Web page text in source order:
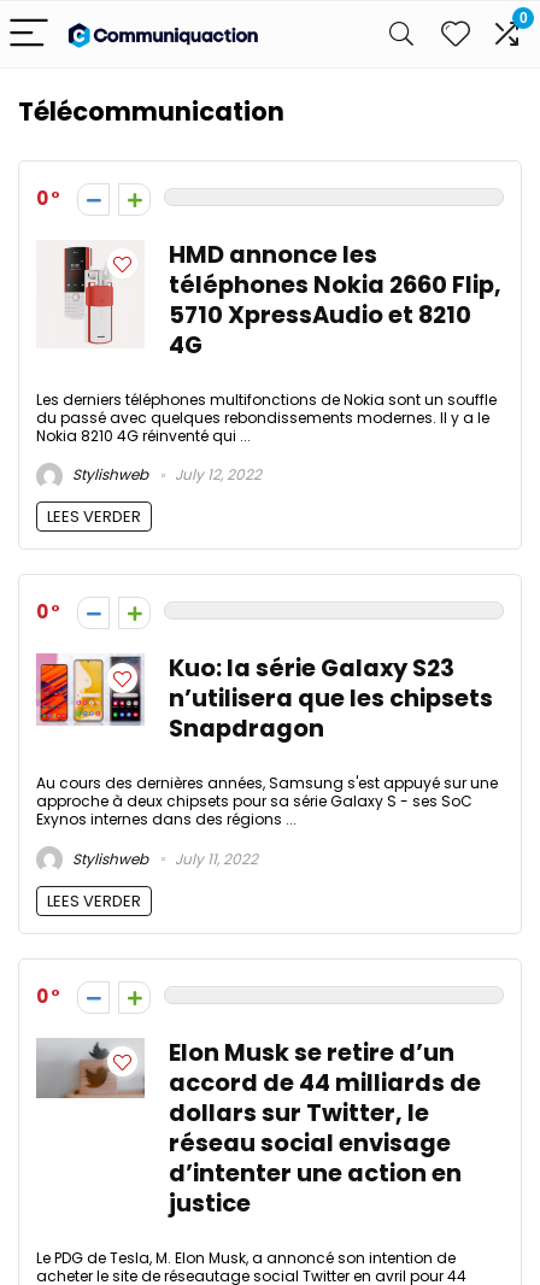
0
Télécommunication
0
HMD annonce les
téléphones Nokia 2660 Flip,
5710 XpressAudio et 8210
4G
Les derniers téléphones multifonctions de Nokia sont un souffle
du passé avec quelques rebondissements modernes. Il y a le
Nokia 8210 4G réinventé qui ...
Stylishweb
July 12, 2022
LEES VERDER
0
Kuo: la série Galaxy S23
n’utilisera que les chipsets
Snapdragon
Au cours des dernières années, Samsung s'est appuyé sur une
approche à deux chipsets pour sa série Galaxy S - ses SoC
Exynos internes dans des régions ...
Stylishweb
July 11, 2022
LEES VERDER
0
Elon Musk se retire d’un
accord de 44 milliards de
dollars sur Twitter, le
réseau social envisage
d’intenter une action en
justice
Le PDG de Tesla, M. Elon Musk, a annoncé son intention de
acheter le site de réseautage social Twitter en avril pour 44